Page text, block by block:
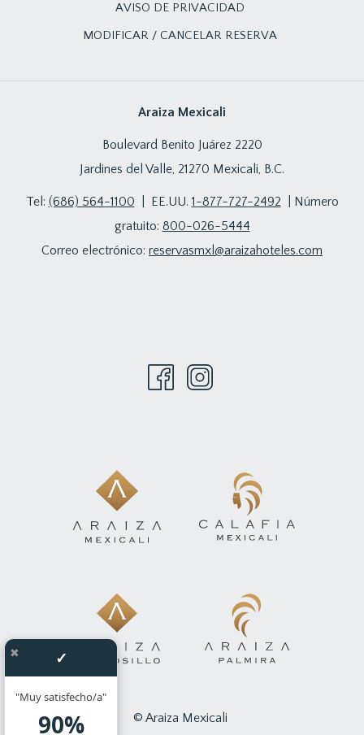
AVISO DE PRIVACIDAD
MODIFICAR / CANCELAR RESERVA
Araiza Mexicali
Boulevard Benito Juárez 2220
Jardines del Valle, 21270 Mexicali, B.C.
Tel: (686) 564-1100 | EE.UU. 1-877-727-2492 | Número
gratuito: 800-026-5444
Correo electrónico: reservasmxl@araizahoteles.com
✖ ✓
"Muy satisfecho/a"
90% © Araiza Mexicali